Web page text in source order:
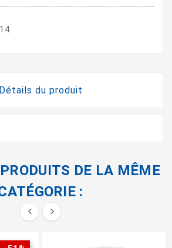
Détails du produit
DE LA MÊME
:
 